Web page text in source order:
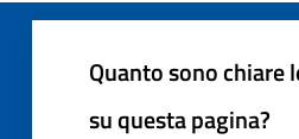
Quanto sono chiare
su questa pagina?